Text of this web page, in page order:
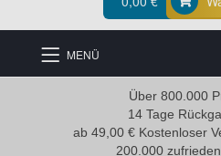
MENÜ
Über 800.000
14 Tage
ab 49,00 € Kostenloser
200.000